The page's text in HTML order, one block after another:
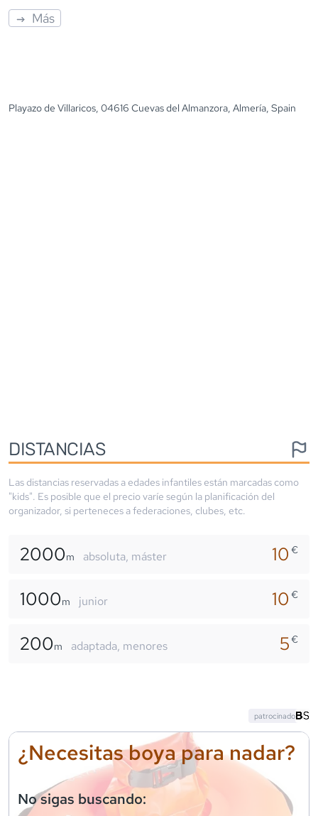
Más
Playazo de Villaricos, 04616 Cuevas del Almanzora, Almería, Spain
DISTANCIAS
Las distancias reservadas a edades infantiles están marcadas como
"kids". Es posible que el precio varíe según la planificación del
organizador, si perteneces a federaciones, clubes, etc.
2000m absoluta, máster 10€
1000m junior 10€
200m adaptada, menores 5€
¿Necesitas boya para nadar?
No sigas buscando:
patrocinado